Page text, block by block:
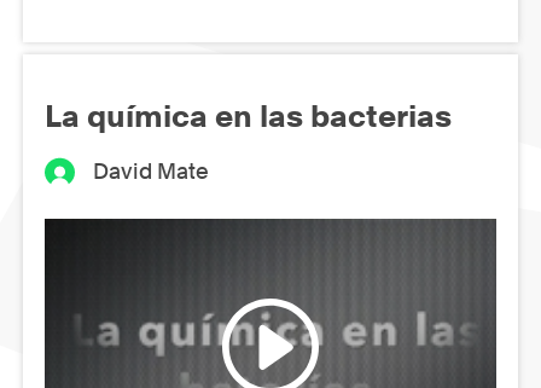
La química en las bacterias
David Mate